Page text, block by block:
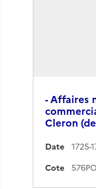
- Affaires
Cleron
Date
1725-
Cote